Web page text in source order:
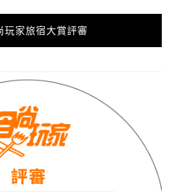
家旅宿大賞評審